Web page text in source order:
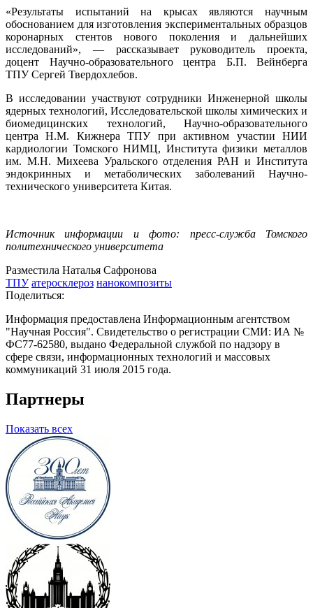
«Результаты испытаний на крысах являются научным
обоснованием для изготовления экспериментальных образцов
коронарных стентов нового поколения и дальнейших
исследований», — рассказывает руководитель проекта,
доцент Научно-образовательного центра Б.П. Вейнберга
ТПУ Сергей Твердохлебов.
В исследовании участвуют сотрудники Инженерной школы
ядерных технологий, Исследовательской школы химических и
биомедицинских технологий, Научно-образовательного
центра Н.М. Кижнера ТПУ при активном участии НИИ
кардиологии Томского НИМЦ, Института физики металлов
им. М.Н. Михеева Уральского отделения РАН и Института
эндокринных и метаболических заболеваний Научно-
технического университета Китая.
Источник информации и фото: пресс-служба Томского
политехнического университета
Разместила Наталья Сафронова
ТПУ атеросклероз нанокомпозиты
Поделиться:
Информация предоставлена Информационным агентством
"Научная Россия". Свидетельство о регистрации СМИ: ИА №
ФС77-62580, выдано Федеральной службой по надзору в
сфере связи, информационных технологий и массовых
коммуникаций 31 июля 2015 года.
Партнеры
Показать всех